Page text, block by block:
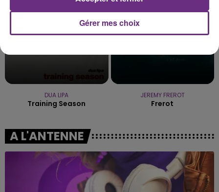
DUA LIPA
Training Season
JEREMY FREROT
Frerot
A L'ANTENNE
Gérer mes choix